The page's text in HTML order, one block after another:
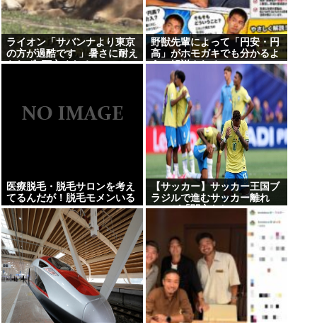
ライオン「サバンナより東京
の方が過酷です 」暑さに耐え
られず3頭亡くなる
野獣先輩によって「円安・円
高」がホモガキでも分かるよ
うに解説される
医療脱毛・脱毛サロンを考え
てるんだが！脱毛モメンいる
か？？
【サッカー】サッカー王国ブ
ラジルで進むサッカー離れ
36%が「関心なし」